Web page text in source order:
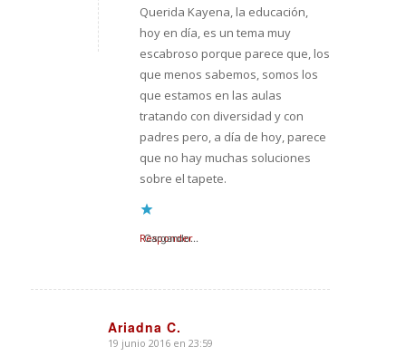
Querida Kayena, la educación,
hoy en día, es un tema muy
escabroso porque parece que, los
que menos sabemos, somos los
que estamos en las aulas
tratando con diversidad y con
padres pero, a día de hoy, parece
que no hay muchas soluciones
sobre el tapete.
Cargando...
Responder
Ariadna C.
Dice:
19 junio 2016 en 23:59